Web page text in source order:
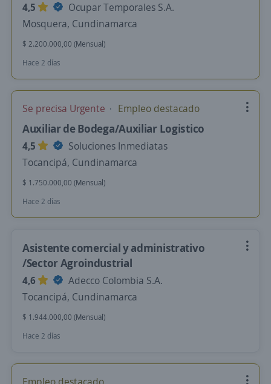
4,5
Ocupar Temporales S.A.
Mosquera, Cundinamarca
$ 2.200.000,00 (Mensual)
Hace 2 días
Se precisa Urgente Empleo destacado
Auxiliar de Bodega/Auxiliar Logistico
4,5
Soluciones Inmediatas
Tocancipá, Cundinamarca
$ 1.750.000,00 (Mensual)
Hace 2 días
Asistente comercial y administrativo
/Sector Agroindustrial
4,6
Adecco Colombia S.A.
Tocancipá, Cundinamarca
$ 1.944.000,00 (Mensual)
Hace 2 días